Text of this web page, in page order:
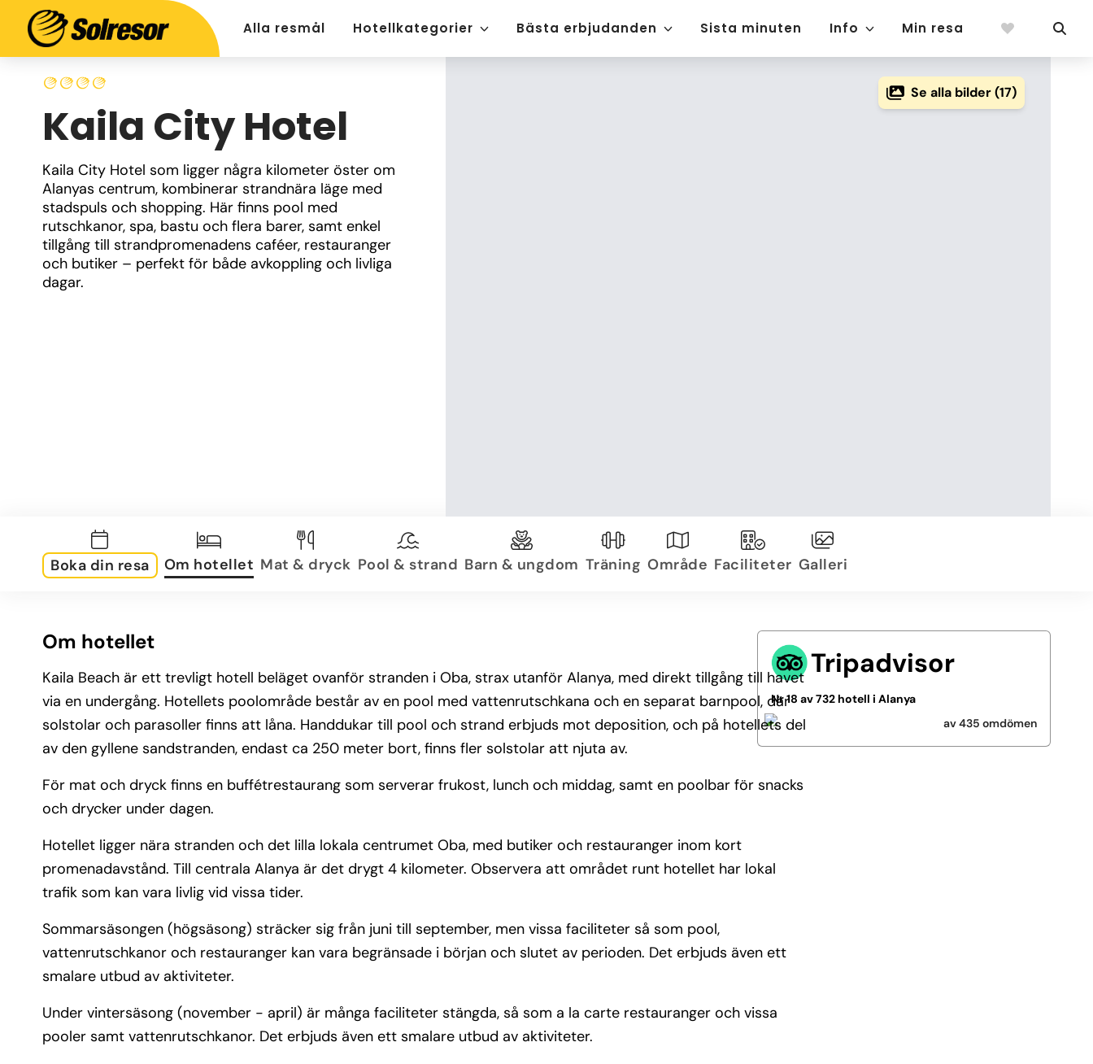
Alla resmål Hotellkategorier Bästa erbjudanden Sista minuten Info Min resa
Kaila City Hotel
Kaila City Hotel som ligger några kilometer öster om
Alanyas centrum, kombinerar strandnära läge med
stadspuls och shopping. Här finns pool med
rutschkanor, spa, bastu och flera barer, samt enkel
tillgång till strandpromenadens caféer, restauranger
och butiker – perfekt för både avkoppling och livliga
dagar.
Se alla bilder (17)
Boka din resa Om hotellet Mat & dryck Pool & strand Barn & ungdom Träning Område Faciliteter Galleri
Om hotellet
Kaila Beach är ett trevligt hotell beläget ovanför stranden i Oba, strax utanför Alanya, med direkt tillgång till havet
via en undergång. Hotellets poolområde består av en pool med vattenrutschkana och en separat barnpool, där
solstolar och parasoller finns att låna. Handdukar till pool och strand erbjuds mot deposition, och på hotellets del
av den gyllene sandstranden, endast ca 250 meter bort, finns fler solstolar att njuta av.
För mat och dryck finns en buffétrestaurang som serverar frukost, lunch och middag, samt en poolbar för snacks
och drycker under dagen.
Hotellet ligger nära stranden och det lilla lokala centrumet Oba, med butiker och restauranger inom kort
promenadavstånd. Till centrala Alanya är det drygt 4 kilometer. Observera att området runt hotellet har lokal
trafik som kan vara livlig vid vissa tider.
Sommarsäsongen (högsäsong) sträcker sig från juni till september, men vissa faciliteter så som pool,
vattenrutschkanor och restauranger kan vara begränsade i början och slutet av perioden. Det erbjuds även ett
smalare utbud av aktiviteter.
Under vintersäsong (november - april) är många faciliteter stängda, så som a la carte restauranger och vissa
pooler samt vattenrutschkanor. Det erbjuds även ett smalare utbud av aktiviteter.
Tripadvisor
Nr 18 av 732 hotell i Alanya
av 435 omdömen